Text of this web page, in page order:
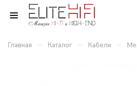
Главная – Каталог – Кабели –